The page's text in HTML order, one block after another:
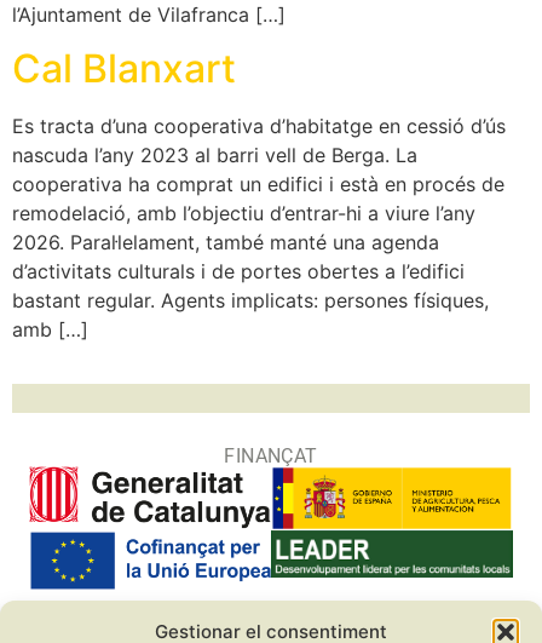
Gestionar el consentiment
l’Ajuntament de Vilafranca […]
Cal Blanxart
Es tracta d’una cooperativa d’habitatge en cessió d’ús
nascuda l’any 2023 al barri vell de Berga. La
cooperativa ha comprat un edifici i està en procés de
remodelació, amb l’objectiu d’entrar-hi a viure l’any
2026. Paral·lelament, també manté una agenda
d’activitats culturals i de portes obertes a l’edifici
bastant regular. Agents implicats: persones físiques,
amb […]
FINANÇAT
COL·LABORADORS